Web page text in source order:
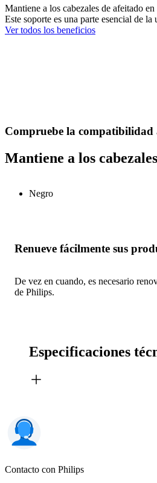
Mantiene a los cabezales de afeitado
Este soporte es una parte esencial de
Ver todos los beneficios
Compruebe la compatibilidad
Mantiene a los
Negro
Renueve fácilmente sus
De vez en cuando, es necesario
de Philips.
Especificaciones
Contacto con Philips